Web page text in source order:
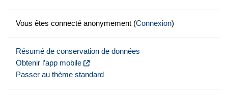
Vous êtes connecté anonymement (Connexion)
Résumé de conservation de données
Obtenir l’app mobile
Passer au thème standard